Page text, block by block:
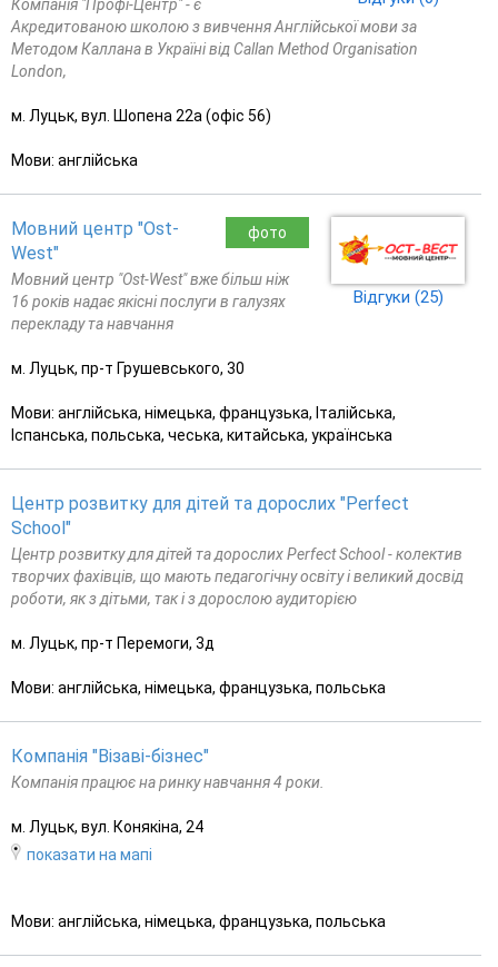
Компанія "Профі-Центр" - є
Акредитованою школою з вивчення Англійської мови за
Методом Каллана в Україні від Callan Method Organisation
London,
м. Луцьк, вул. Шопена 22а (офіс 56)
Мови: англійська
Відгуки (25)
фото
Мовний центр "Ost-
West"
Мовний центр "Ost-West" вже більш ніж
16 років надає якісні послуги в галузях
перекладу та навчання
м. Луцьк, пр-т Грушевського, 30
Мови: англійська, німецька, французька, Італійська,
Іспанська, польська, чеська, китайська, українська
Центр розвитку для дітей та дорослих "Perfect
School"
Центр розвитку для дітей та дорослих Perfect School - колектив
творчих фахівців, що мають педагогічну освіту і великий досвід
роботи, як з дітьми, так і з дорослою аудиторією
м. Луцьк, пр-т Перемоги, 3д
Мови: англійська, німецька, французька, польська
Компанія "Візаві-бізнес"
Компанія працює на ринку навчання 4 роки.
м. Луцьк, вул. Конякiна, 24
показати на мапі
Мови: англійська, німецька, французька, польська